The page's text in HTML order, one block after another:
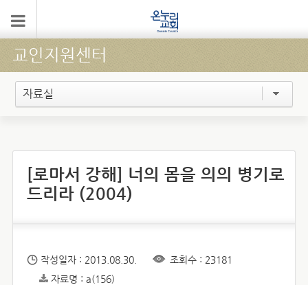
교인지원센터
자료실
[로마서 강해] 너의 몸을 의의 병기로
드리라 (2004)
작성일자 : 2013.08.30.
조회수 : 23181
자료명 : a(156)